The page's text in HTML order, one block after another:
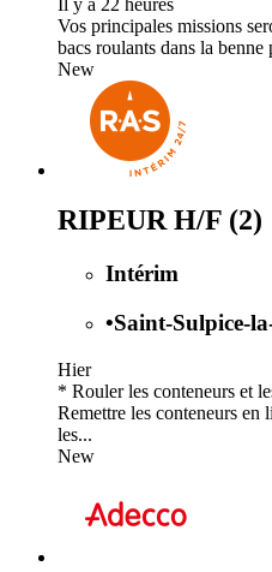
Vos principales missions
bacs roulants dans la
New
RIPEUR H/F (2)
Intérim
•Saint-Sulpice-
Hier
* Rouler les conteneurs et
Remettre les conteneurs
les...
New